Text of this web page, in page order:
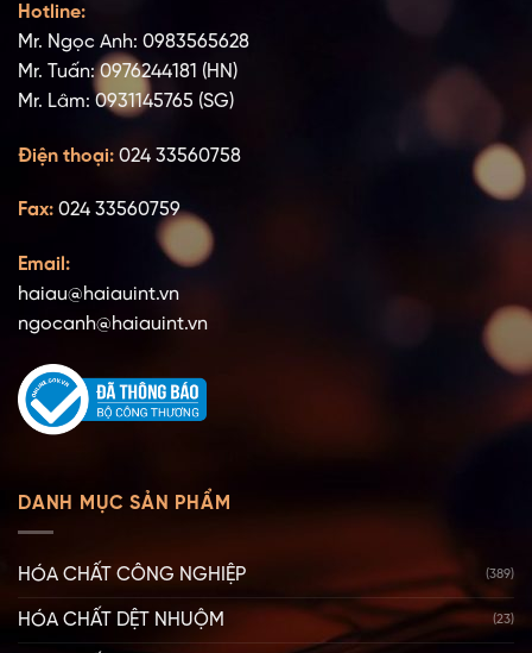
Hotline:
Mr. Ngọc Anh: 0983565628
Mr. Tuấn: 0976244181 (HN)
Mr. Lâm: 0931145765 (SG)
Điện thoại: 024 33560758
Fax: 024 33560759
Email:
haiau@haiauint.vn
ngocanh@haiauint.vn
DANH MỤC SẢN PHẨM
HÓA CHẤT CÔNG NGHIỆP (389)
HÓA CHẤT DỆT NHUỘM (23)